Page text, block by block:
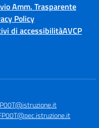
Amm. Trasparente
Policy
di accessibilitàAVCP